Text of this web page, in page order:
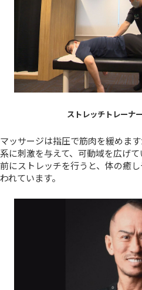
ストレッチトレーナ
マッサージは指圧で筋肉を緩めま
系に刺激を与えて、可動域を広げ
前にストレッチを行うと、体の癒
われています。